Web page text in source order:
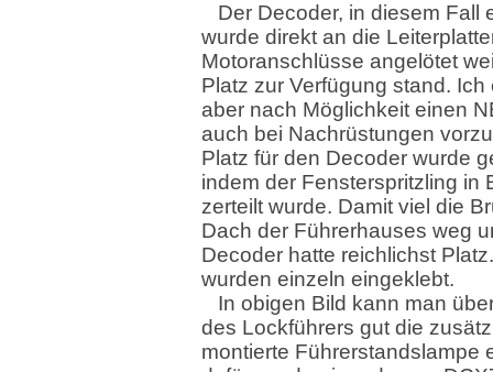
Der Decoder, in diesem Fall
wurde direkt an die
Motoranschlüsse angelötet
Platz zur Verfügung stand. Ich
aber nach Möglichkeit einen
auch bei Nachrüstungen
Platz für den Decoder wurde
indem der Fensterspritzling in
zerteilt wurde. Damit viel die
Dach der Führerhauses weg
Decoder hatte reichlichst
wurden einzeln eingeklebt.
In obigen Bild kann man
des Lockführers gut die
montierte Führerstandslampe